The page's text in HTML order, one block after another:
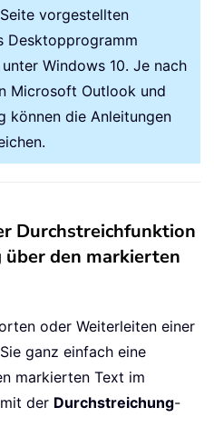
vorgestellten
Desktopprogramm
Windows 10. Je nach
Microsoft Outlook und
können die Anleitungen
Durchstreichfunktion
den markierten
oder Weiterleiten einer
ganz einfach eine
markierten Text im
der Durchstreichung-